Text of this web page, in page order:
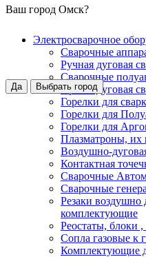
Ваш город Омск?
Да Выбрать город
Электросварочное
Сварочные
Ручная дуговая
Сварочные
Аргонодуговая
Горелки для
Горелки для
Горелки для
Плазматроны,
Воздушно-
Контактная
Сварочные
Сварочные
Резаки воздушно
комплектующие
Реостаты, блоки
Сопла газовые к
Комплектующие